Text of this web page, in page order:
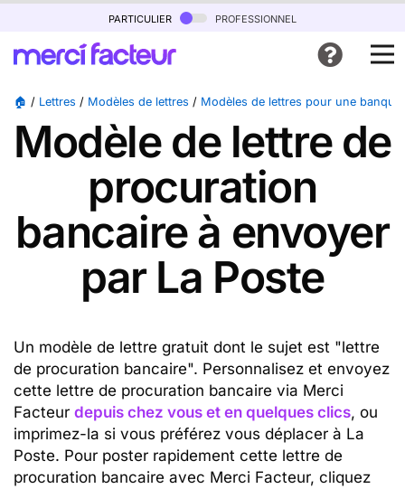
particulier professionnel
🏠 / Lettres / Modèles de lettres / Modèles de lettres pour une banque
Modèle de lettre de
procuration
bancaire à envoyer
par La Poste
Un modèle de lettre gratuit dont le sujet est "lettre
de procuration bancaire". Personnalisez et envoyez
cette lettre de procuration bancaire via Merci
Facteur depuis chez vous et en quelques clics, ou
imprimez-la si vous préférez vous déplacer à La
Poste. Pour poster rapidement cette lettre de
procuration bancaire avec Merci Facteur, cliquez